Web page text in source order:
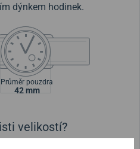
dýnkem hodinek.
Průměr pouzdra
42 mm
velikostí?